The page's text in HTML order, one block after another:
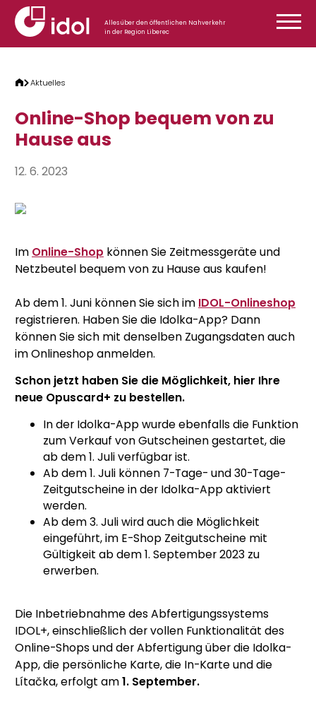
Zum Inhalt springen
Alles über den öffentlichen Nahverkehr
in der Region Liberec
Aktuelles
Online-Shop bequem von zu
Hause aus
12. 6. 2023
Im Online-Shop können Sie Zeitmessgeräte und
Netzbeutel bequem von zu Hause aus kaufen!
Ab dem 1. Juni können Sie sich im IDOL-Onlineshop
registrieren. Haben Sie die Idolka-App? Dann
können Sie sich mit denselben Zugangsdaten auch
im Onlineshop anmelden.
Schon jetzt haben Sie die Möglichkeit, hier Ihre
neue Opuscard+ zu bestellen.
In der Idolka-App wurde ebenfalls die Funktion
zum Verkauf von Gutscheinen gestartet, die
ab dem 1. Juli verfügbar ist.
Ab dem 1. Juli können 7-Tage- und 30-Tage-
Zeitgutscheine in der Idolka-App aktiviert
werden.
Ab dem 3. Juli wird auch die Möglichkeit
eingeführt, im E-Shop Zeitgutscheine mit
Gültigkeit ab dem 1. September 2023 zu
erwerben.
Die Inbetriebnahme des Abfertigungssystems
IDOL+, einschließlich der vollen Funktionalität des
Online-Shops und der Abfertigung über die Idolka-
App, die persönliche Karte, die In-Karte und die
Lítačka, erfolgt am1. September.